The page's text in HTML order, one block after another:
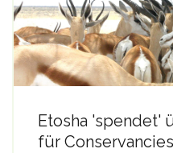
Etosha 'spendet'
für Conservancies